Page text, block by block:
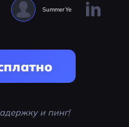
Summer Ye
и пинг!